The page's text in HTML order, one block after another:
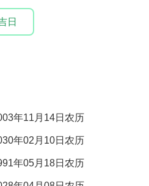
日
年11月14日农历
年02月10日农历
年05月18日农历